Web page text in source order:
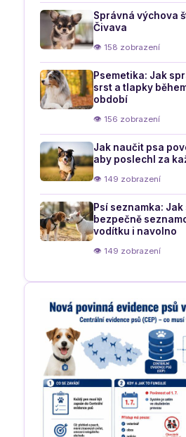
Správná výchova
Čivava
👁 158 zobrazení
Psemetika: Jak
srst a tlapky
období
👁 156 zobrazení
Jak naučit psa
aby poslechl za
👁 149 zobrazení
Psí seznamka:
bezpečně
vodítku i navolno
👁 149 zobrazení